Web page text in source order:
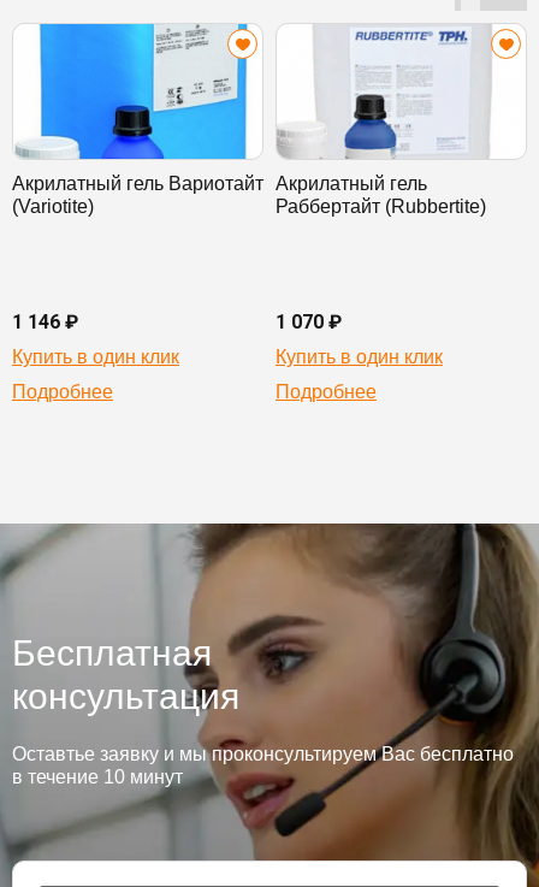
Акрилатный гель Вариотайт
(Variotite)
1 146 ₽
Купить в один клик
Подробнее
Акрилатный гель
Раббертайт (Rubbertite)
1 070 ₽
Купить в один клик
Подробнее
Бесплатная
консультация
Оставтье заявку и мы проконсультируем Вас бесплатно
в течение 10 минут